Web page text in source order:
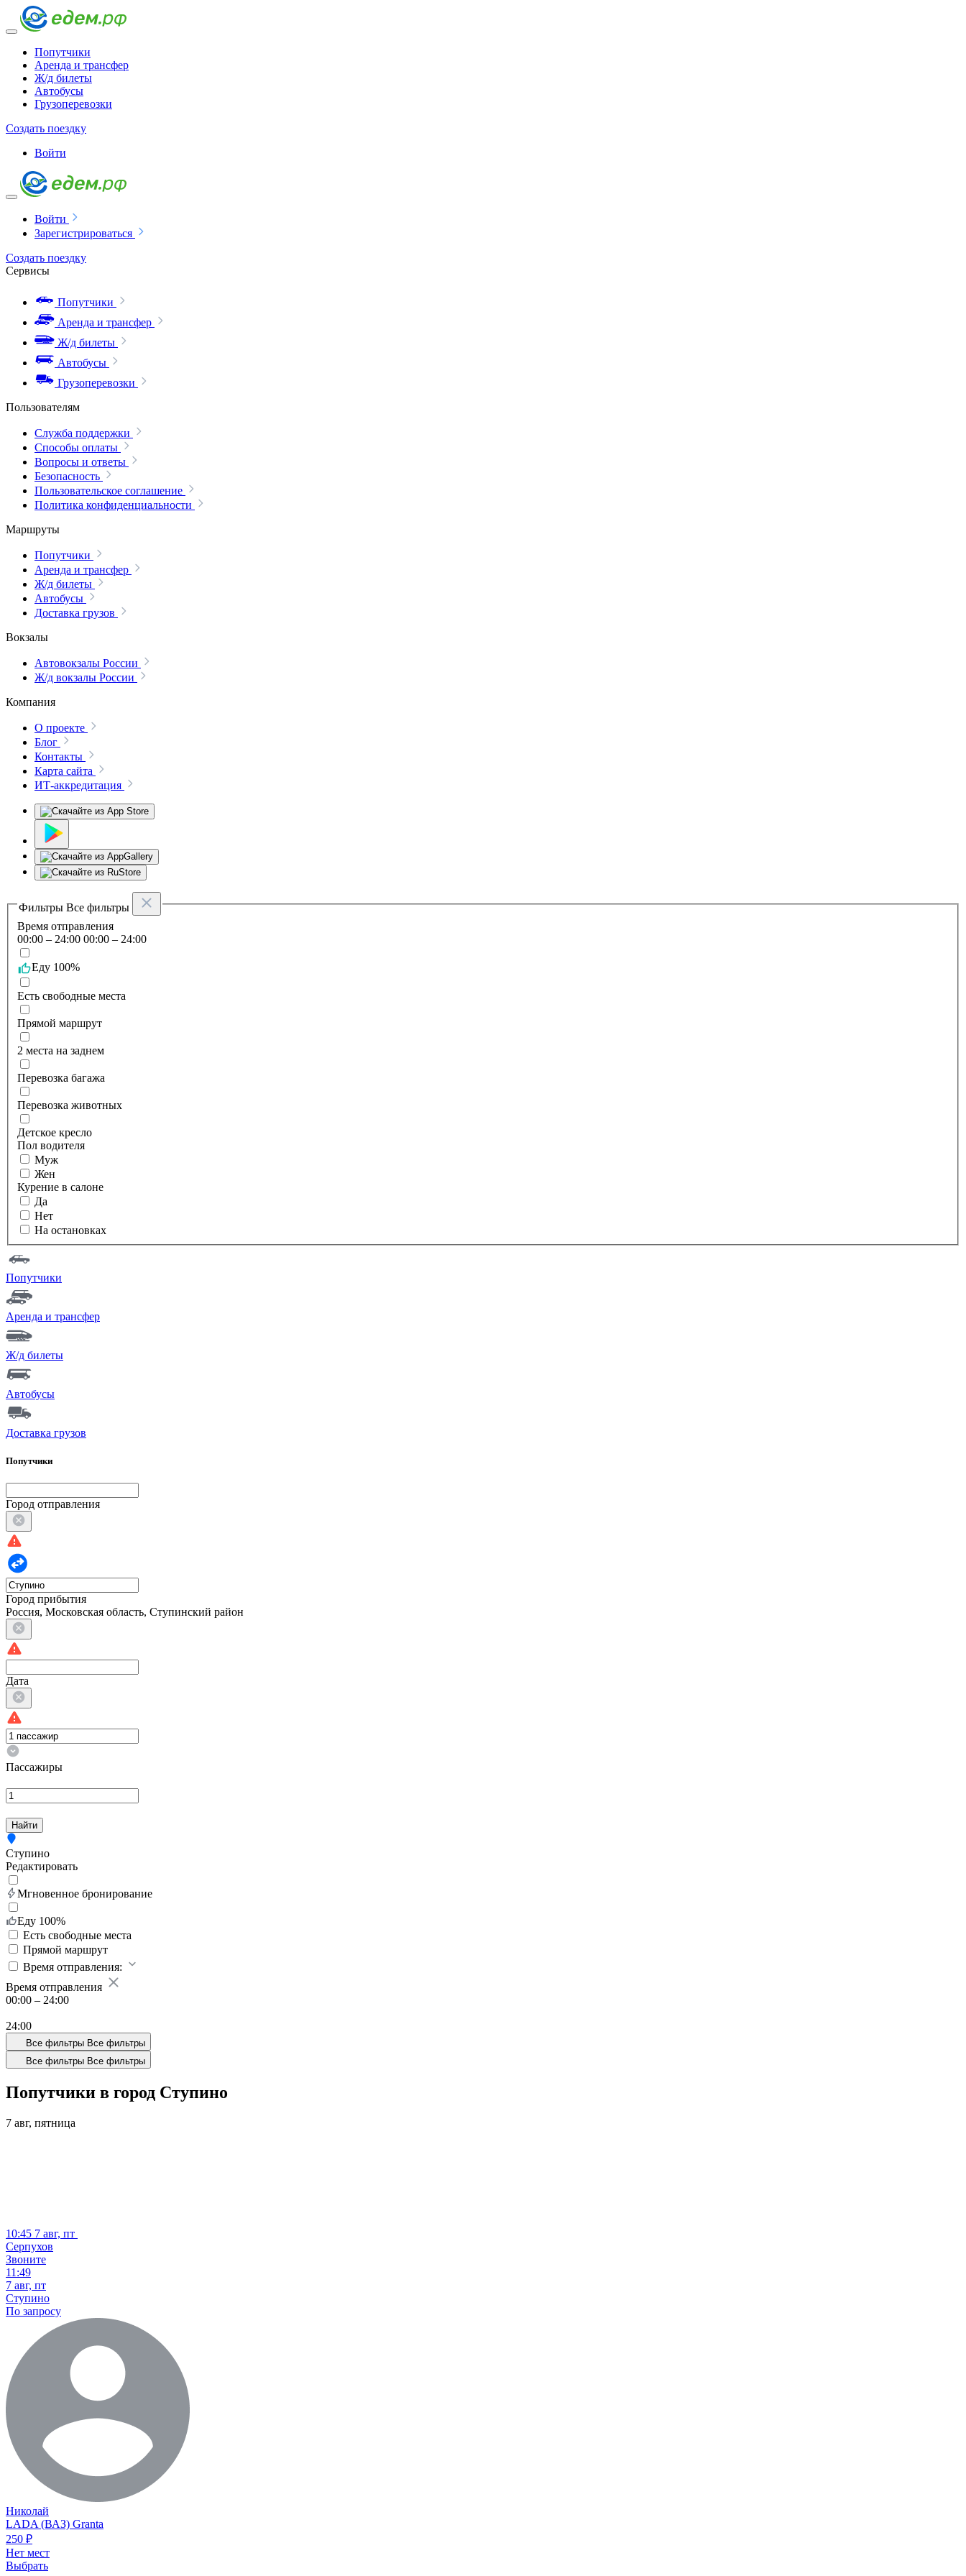
Попутчики
Аренда и трансфер
Ж/д билеты
Автобусы
Грузоперевозки
Создать поездку
Войти
Войти
Зарегистрироваться
Создать поездку
Сервисы
Попутчики
Аренда и трансфер
Ж/д билеты
Автобусы
Грузоперевозки
Пользователям
Служба поддержки
Способы оплаты
Вопросы и ответы
Безопасность
Пользовательское соглашение
Политика конфиденциальности
Маршруты
Попутчики
Аренда и трансфер
Ж/д билеты
Автобусы
Доставка грузов
Вокзалы
Автовокзалы России
Ж/д вокзалы России
Компания
О проекте
Блог
Контакты
Карта сайта
ИТ-аккредитация
Фильтры Все фильтры
Время отправления
00:00 – 24:00 00:00 – 24:00
Еду 100%
Есть свободные места
Прямой маршрут
2 места на заднем
Перевозка багажа
Перевозка животных
Детское кресло
Пол водителя
Муж
Жен
Курение в салоне
Да
Нет
На остановках
Попутчики
Аренда и трансфер
Ж/д билеты
Автобусы
Доставка грузов
Попутчики
Город отправления
Город прибытия
Россия, Московская область, Ступинский район
Дата
Пассажиры
Найти
Ступино
Редактировать
Мгновенное бронирование
Еду 100%
Есть свободные места
Прямой маршрут
Время отправления:
Время отправления
00:00 – 24:00
24:00
Все фильтры Все фильтры
Все фильтры Все фильтры
Попутчики в город Ступино
7 авг, пятница
10:45 7 авг, пт
Серпухов
Звоните
11:49
7 авг, пт
Ступино
По запросу
Николай
LADA (ВАЗ) Granta
250 ₽
Нет мест
Выбрать